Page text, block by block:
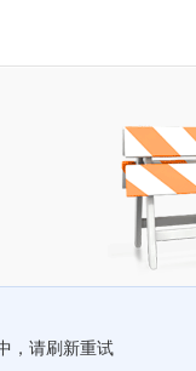
，请刷新重试